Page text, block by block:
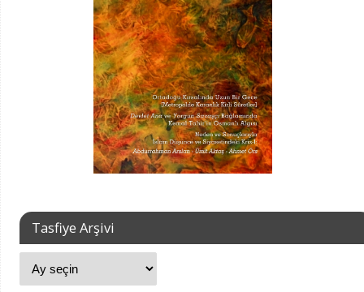
Tasfiye Arşivi